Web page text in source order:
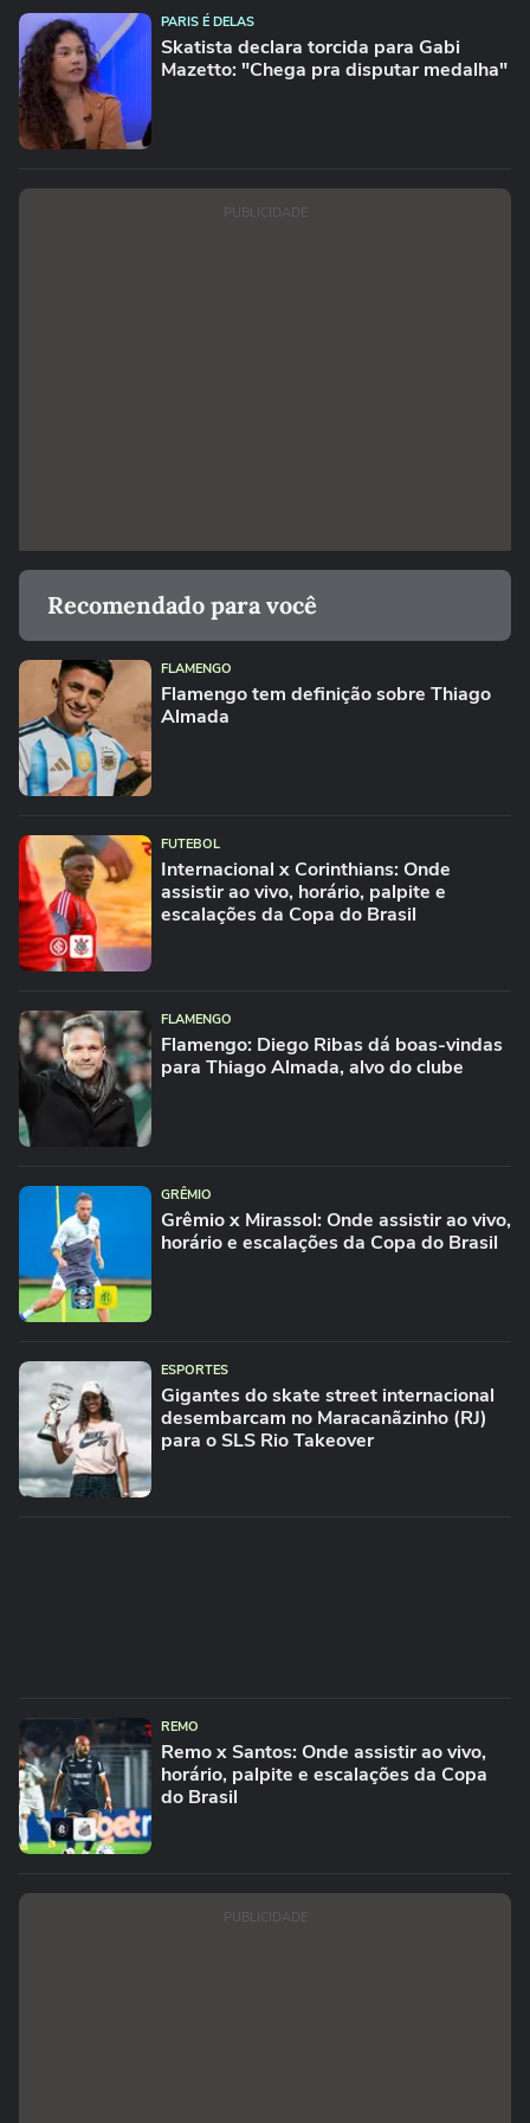
PARIS É DELAS
Skatista declara torcida para Gabi
Mazetto: "Chega pra disputar medalha"
PUBLICIDADE
Recomendado para você
FLAMENGO
Flamengo tem definição sobre Thiago
Almada
FUTEBOL
Internacional x Corinthians: Onde
assistir ao vivo, horário, palpite e
escalações da Copa do Brasil
FLAMENGO
Flamengo: Diego Ribas dá boas-vindas
para Thiago Almada, alvo do clube
GRÊMIO
Grêmio x Mirassol: Onde assistir ao vivo,
horário e escalações da Copa do Brasil
ESPORTES
Gigantes do skate street internacional
desembarcam no Maracanãzinho (RJ)
para o SLS Rio Takeover
REMO
Remo x Santos: Onde assistir ao vivo,
horário, palpite e escalações da Copa
do Brasil
PUBLICIDADE